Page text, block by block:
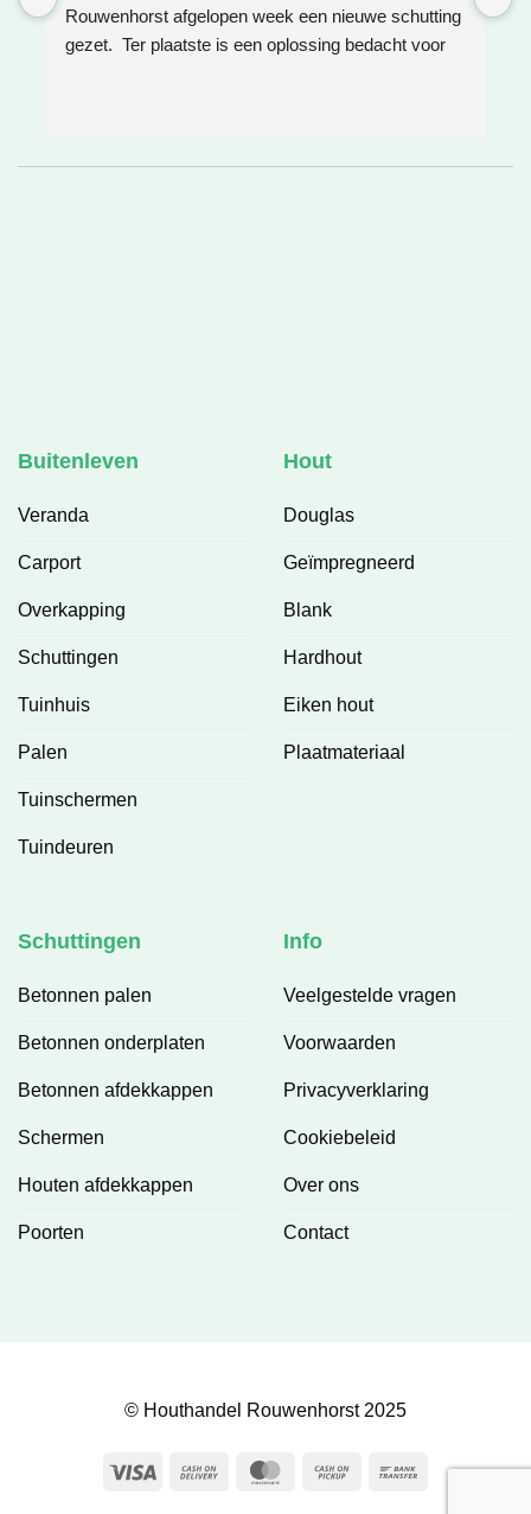
Rouwenhorst afgelopen week een nieuwe schutting
gezet.  Ter plaatste is een oplossing bedacht voor
Buitenleven
Veranda
Carport
Overkapping
Schuttingen
Tuinhuis
Palen
Tuinschermen
Tuindeuren
Hout
Douglas
Geïmpregneerd
Blank
Hardhout
Eiken hout
Plaatmateriaal
Schuttingen
Betonnen palen
Betonnen onderplaten
Betonnen afdekkappen
Schermen
Houten afdekkappen
Poorten
Info
Veelgestelde vragen
Voorwaarden
Privacyverklaring
Cookiebeleid
Over ons
Contact
© Houthandel Rouwenhorst 2025
Visa
Cash
MasterCard
Cash
Bank